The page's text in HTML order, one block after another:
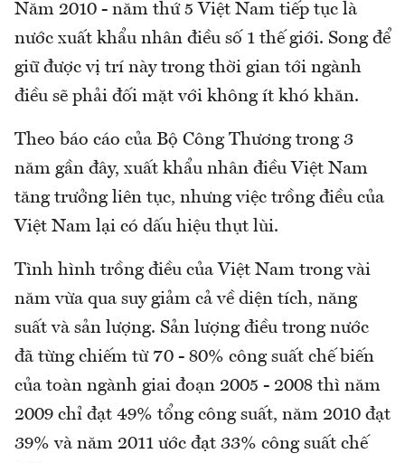
Năm 2010 - năm thứ 5 Việt Nam tiếp tục là
nước xuất khẩu nhân điều số 1 thế giới. Song để
giữ được vị trí này trong thời gian tới ngành
điều sẽ phải đối mặt với không ít khó khăn.
Theo báo cáo của Bộ Công Thương trong 3
năm gần đây, xuất khẩu nhân điều Việt Nam
tăng trưởng liên tục, nhưng việc trồng điều của
Việt Nam lại có dấu hiệu thụt lùi.
Tình hình trồng điều của Việt Nam trong vài
năm vừa qua suy giảm cả về diện tích, năng
suất và sản lượng. Sản lượng điều trong nước
đã từng chiếm từ 70 - 80% công suất chế biến
của toàn ngành giai đoạn 2005 - 2008 thì năm
2009 chỉ đạt 49% tổng công suất, năm 2010 đạt
39% và năm 2011 ước đạt 33% công suất chế